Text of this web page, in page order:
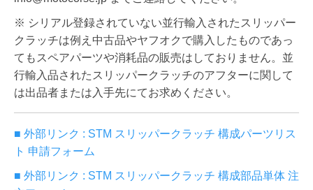
※ シリアル登録されていない並行輸入されたスリッパー
クラッチは例え中古品やヤフオクで購入したものであっ
てもスペアパーツや消耗品の販売はしておりません。並
行輸入品されたスリッパークラッチのアフターに関して
は出品者または入手先にてお求めください。
■ 外部リンク : STM スリッパークラッチ 構成パーツリス
ト 申請フォーム
■ 外部リンク : STM スリッパークラッチ 構成部品単体 注